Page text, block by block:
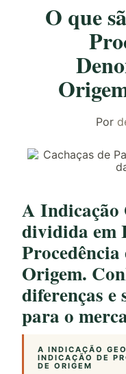
O que
Por
A Indicação
dividida em
Origem.
diferenças e
para o
A INDICAÇÃO
INDICAÇÃO DE
DE ORIGEM